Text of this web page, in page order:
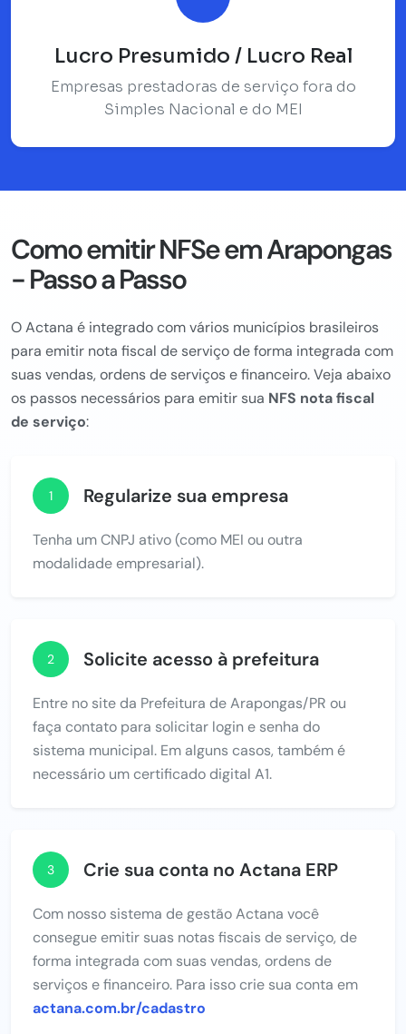
Lucro Presumido / Lucro Real
Empresas prestadoras de serviço fora do
Simples Nacional e do MEI
Como emitir NFSe em Arapongas
- Passo a Passo
O Actana é integrado com vários municípios brasileiros
para emitir nota fiscal de serviço de forma integrada com
suas vendas, ordens de serviços e financeiro. Veja abaixo
os passos necessários para emitir sua NFS nota fiscal
de serviço:
1 Regularize sua empresa
Tenha um CNPJ ativo (como MEI ou outra
modalidade empresarial).
2 Solicite acesso à prefeitura
Entre no site da Prefeitura de Arapongas/PR ou
faça contato para solicitar login e senha do
sistema municipal. Em alguns casos, também é
necessário um certificado digital A1.
3 Crie sua conta no Actana ERP
Com nosso sistema de gestão Actana você
consegue emitir suas notas fiscais de serviço, de
forma integrada com suas vendas, ordens de
serviços e financeiro. Para isso crie sua conta em
actana.com.br/cadastro